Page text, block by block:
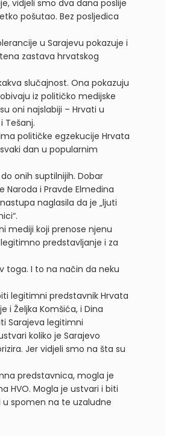
vidjeli smo dva dana poslije
pošutao. Bez posljedica
u Sarajevu pokazuje i
zastava hrvatskog
slučajnost. Ona pokazuju
iz političko medijske
oni najslabiji – Hrvati u
Tešanj.
političke egzekucije Hrvata
dan u popularnim
onih suptilnijih. Dobar
Naroda i Pravde Elmedina
naglasila da je „ljuti
mediji koji prenose njenu
predstavljanje i za
toga. I to na način da neku
legitimni predstavnik Hrvata
i Željka Komšića, i Dina
Sarajeva legitimni
koliko je Sarajevo
Jer vidjeli smo na šta su
predstavnica, mogla je
HVO. Mogla je ustvari i biti
u spomen na te uzaludne